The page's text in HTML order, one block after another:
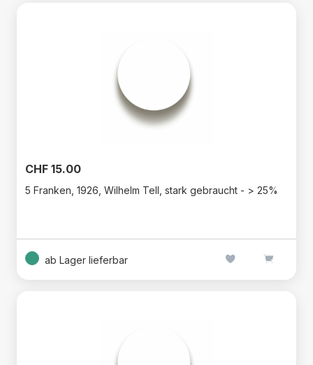
CHF 15.00
5 Franken, 1926, Wilhelm Tell, stark gebraucht - > 25%
ab Lager lieferbar